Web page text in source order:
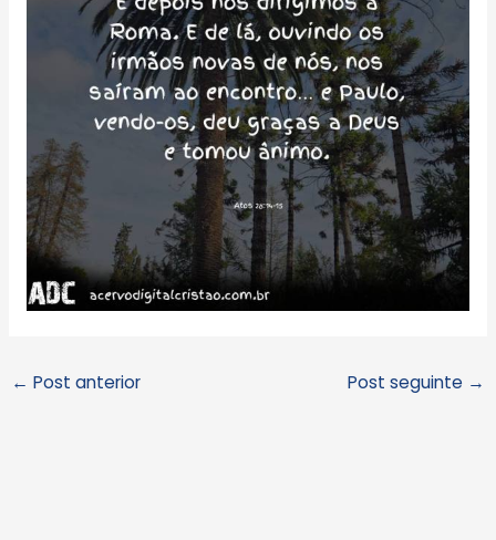
← Post anterior Post seguinte →